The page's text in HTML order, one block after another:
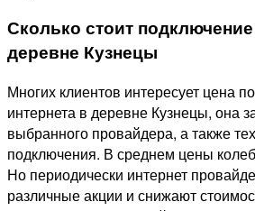
Сколько стоит
деревне Кузнецы
Многих клиентов интересует цена
интернета в деревне Кузнецы, она
выбранного провайдера, а также
подключения. В среднем цены
Но периодически интернет
различные акции и снижают